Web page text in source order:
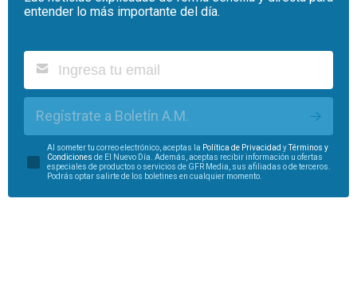
entender lo más importante del día.
Regístrate a Boletín A.M.
Al someter tu correo electrónico, aceptas la Política de Privacidad yTérminos y
Condiciones de El Nuevo Día. Además, aceptas recibir información u ofertas
especiales de productos o servicios de GFR Media, sus afiliadas o de terceros.
Podrás optar salirte de los boletines en cualquier momento.